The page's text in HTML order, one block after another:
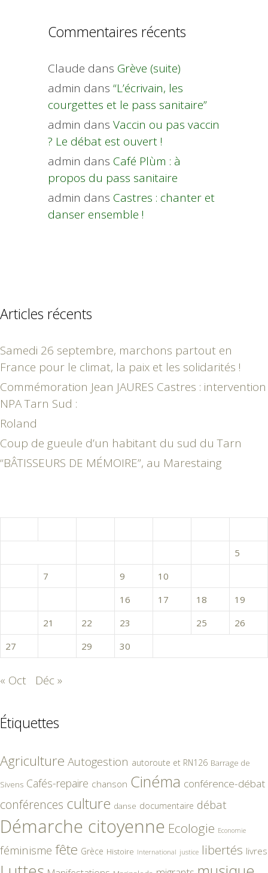
Commentaires récents
Claude dans Grève (suite)
admin dans “L’écrivain, les
courgettes et le pass sanitaire”
admin dans Vaccin ou pas vaccin
? Le débat est ouvert !
admin dans Café Plùm : à
propos du pass sanitaire
admin dans Castres : chanter et
danser ensemble !
Articles récents
Samedi 26 septembre, marchons partout en
France pour le climat, la paix et les solidarités !
Commémoration Jean JAURES Castres : intervention
NPA Tarn Sud :
Roland
Coup de gueule d’un habitant du sud du Tarn
“BÂTISSEURS DE MÉMOIRE”, au Marestaing
5
7 9 10
16 17 18
19
21 22 23 25
26
27
29 30
« Oct Déc »
Étiquettes
Agriculture Autogestion autoroute et RN126 Barrage de
Sivens Cafés-repaire chanson Cinéma conférence-débat
conférences culture danse documentaire débat
Démarche citoyenne Ecologie Economie
féminisme fête Grèce Histoire International justice libertés livres